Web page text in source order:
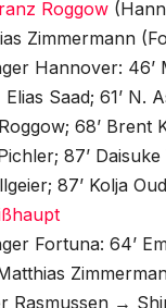
Roggow
Zimmermann
Hannover: 46’
Saad; 61’ N.
68’ Brent
87’
87’ Kolja
Fortuna: 64’
Rasmussen →